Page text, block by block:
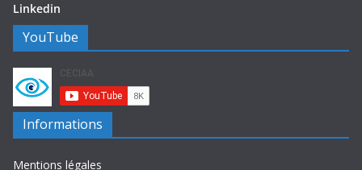
Linkedin
YouTube
Informations
Mentions légales